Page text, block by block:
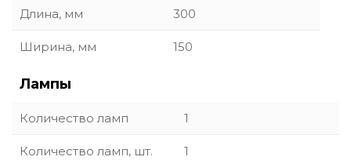
Длина, мм 300
Ширина, мм 150
Лампы
Количество ламп 1
Количество ламп, шт. 1